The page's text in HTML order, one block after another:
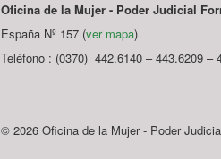
Oficina de la Mujer - Poder Judicial
España Nº 157 (ver mapa)
Teléfono : (0370) 442.6140 – 443.6209 –
© 2026 Oficina de la Mujer - Poder